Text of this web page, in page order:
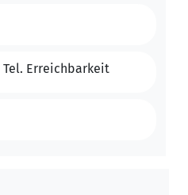
Erreichbarkeit